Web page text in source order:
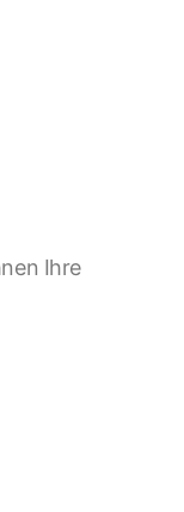
Ihre